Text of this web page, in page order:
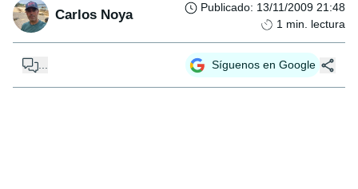
Carlos Noya Publicado: 13/11/2009 21:48
1 min. lectura
... Síguenos en Google